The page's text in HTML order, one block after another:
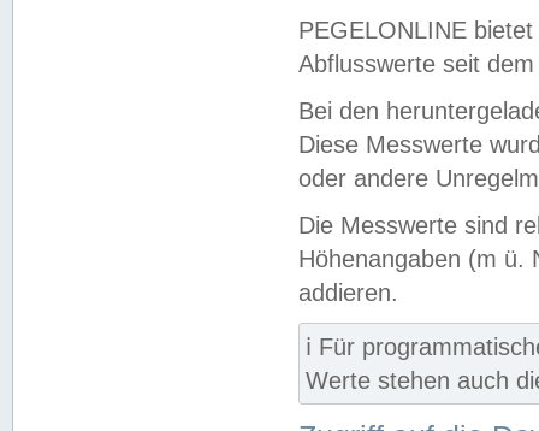
PEGELONLINE
Abflusswerte seit
Bei den
Diese Messwerte
oder andere
Die Messwerte sind
Höhenangaben (m ü.
addieren.
ℹ️ Für
Werte stehen auch